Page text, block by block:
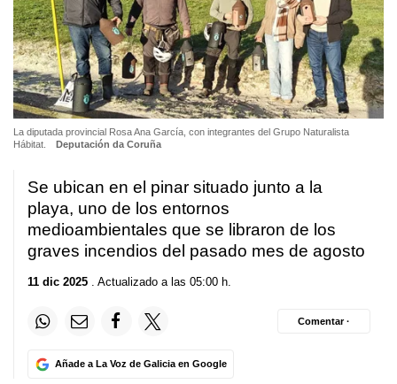
La diputada provincial Rosa Ana García, con integrantes del Grupo Naturalista
Hábitat.
Deputación da Coruña
Se ubican en el pinar situado junto a la
playa, uno de los entornos
medioambientales que se libraron de los
graves incendios del pasado mes de agosto
11 dic 2025 . Actualizado a las 05:00 h.
Añade a La Voz de Galicia en Google
Comentar ·